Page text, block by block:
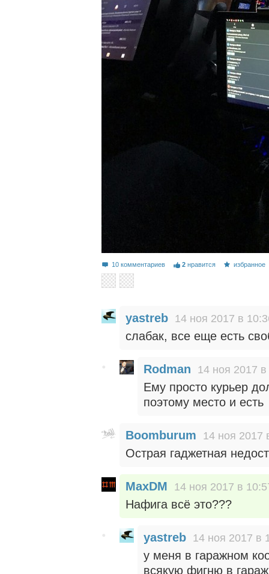
10 комментариев 2 нравится избранное
yastreb 14 ноя 2017 в
слабак, все еще есть
Rodman 14 ноя 2017
Ему просто курьер
поэтому место и есть
Boomburum 14 ноя 2017
Острая гаджетная
MaxDM 14 ноя 2017 в
Нафига всё это???
yastreb 14 ноя 2017 в
у меня в гаражном
всякую фигню в